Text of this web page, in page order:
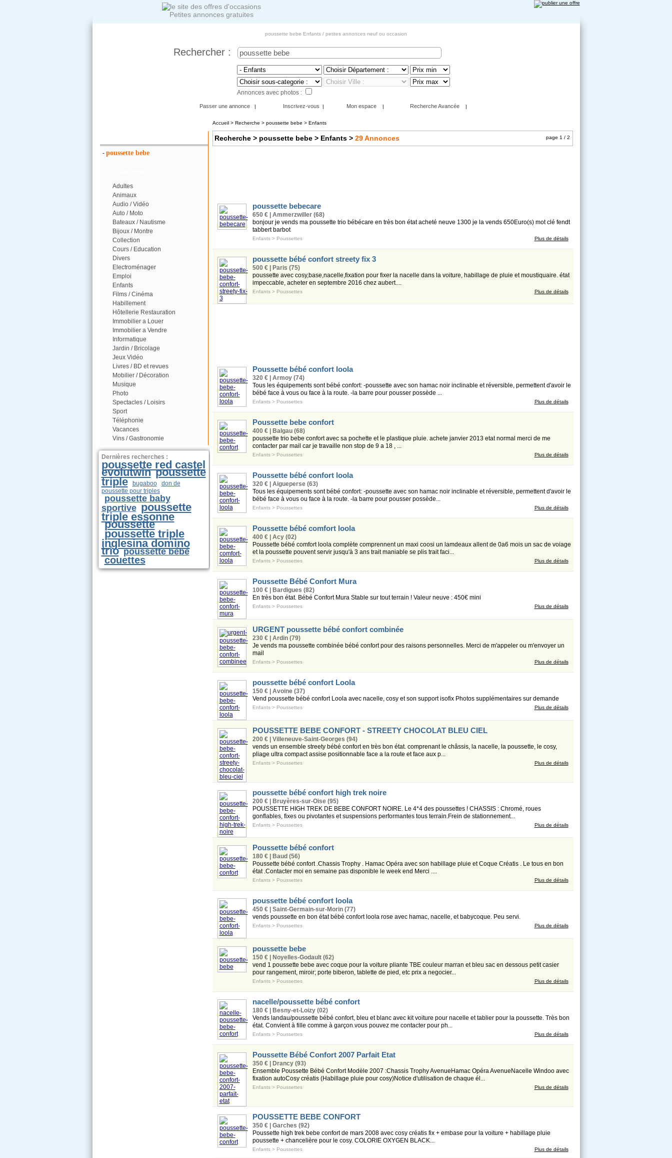
Petites annonces gratuites
poussette bebe Enfants / petites annonces neuf ou occasion
Rechercher :
Annonces avec photos :
Passer une annonce | Inscrivez-vous | Mon espace | Recherche Avancée |
- poussette bebe
Adultes
Animaux
Audio / Vidéo
Auto / Moto
Bateaux / Nautisme
Bijoux / Montre
Collection
Cours / Education
Divers
Electroménager
Emploi
Enfants
Films / Cinéma
Habillement
Hôtellerie Restauration
Immobilier a Louer
Immobilier a Vendre
Informatique
Jardin / Bricolage
Jeux Vidéo
Livres / BD et revues
Mobilier / Décoration
Musique
Photo
Spectacles / Loisirs
Sport
Téléphonie
Vacances
Vins / Gastronomie
Dernières recherches :
poussette red castel
evolutwin poussette
triple bugaboo
don de
poussette pour triples
poussette baby
sportive poussette
triple essonne
poussette
poussette triple
inglesina domino
trio poussette bébé
couettes
Accueil> Recherche > poussette bebe > Enfants
Recherche> poussette bebe > Enfants> 29Annonces page 1 / 2
poussette bebecare
650 € | Ammerzwiller (68)
bonjour je vends ma poussette trio bébécare en très bon état acheté neuve 1300 je la vends 650Euro(s) mot clé fendt
tabbert barbot
Enfants> Poussettes Plus de détails
poussette bébé confort streety fix 3
500 € | Paris (75)
poussette avec cosy,base,nacelle,fixation pour fixer la nacelle dans la voiture, habillage de pluie et moustiquaire. état
impeccable, acheter en septembre 2016 chez aubert....
Enfants> Poussettes Plus de détails
Poussette bébé confort loola
320 € | Armoy (74)
Tous les équipements sont bébé confort: -poussette avec son hamac noir inclinable et réversible, permettent d'avoir le
bébé face à vous ou face à la route. -la barre pour pousser possède ...
Enfants> Poussettes Plus de détails
Poussette bebe confort
400 € | Balgau (68)
poussette trio bebe confort avec sa pochette et le plastique pluie. achete janvier 2013 etat normal merci de me
contacter par mail car je travaille non stop de 9 a 18 , ...
Enfants> Poussettes Plus de détails
Poussette bébé confort loola
320 € | Aigueperse (63)
Tous les équipements sont bébé confort: -poussette avec son hamac noir inclinable et réversible, permettent d'avoir le
bébé face à vous ou face à la route. -la barre pour pousser possède...
Enfants> Poussettes Plus de détails
Poussette bébé comfort loola
400 € | Acy (02)
Poussette bébé comfort loola complète comprennent un maxi coosi un lamdeaux allent de 0a6 mois un sac de voiage
et la poussette pouvent servir jusqu'à 3 ans trait maniable se plis trait faci...
Enfants> Poussettes Plus de détails
Poussette Bébé Confort Mura
100 € | Bardigues (82)
En très bon état. Bébé Confort Mura Stable sur tout terrain ! Valeur neuve : 450€ mini
Enfants> Poussettes Plus de détails
URGENT poussette bébé confort combinée
230 € | Ardin (79)
Je vends ma poussette combinée bébé confort pour des raisons personnelles. Merci de m'appeler ou m'envoyer un
mail
Enfants> Poussettes Plus de détails
poussette bébé confort Loola
150 € | Avoine (37)
Vend poussette bébé confort Loola avec nacelle, cosy et son support isofix Photos supplémentaires sur demande
Enfants> Poussettes Plus de détails
POUSSETTE BEBE CONFORT - STREETY CHOCOLAT BLEU CIEL
200 € | Villeneuve-Saint-Georges (94)
vends un ensemble streety bébé confort en très bon état. comprenant le châssis, la nacelle, la poussette, le cosy,
pliage ultra compact assise positionnable face a la route et face aux p...
Enfants> Poussettes Plus de détails
poussette bébé confort high trek noire
200 € | Bruyères-sur-Oise (95)
POUSSETTE HIGH TREK DE BEBE CONFORT NOIRE. Le 4*4 des poussettes ! CHASSIS : Chromé, roues
gonflables, fixes ou pivotantes et suspensions performantes tous terrain.Frein de stationnement...
Enfants> Poussettes Plus de détails
Poussette bébé confort
180 € | Baud (56)
Poussette bébé confort .Chassis Trophy . Hamac Opéra avec son habillage pluie et Coque Créatis . Le tous en bon
état .Contacter moi en semaine pas disponible le week end Merci ....
Enfants> Poussettes Plus de détails
poussette bébé confort loola
450 € | Saint-Germain-sur-Morin (77)
vends poussette en bon état bébé confort loola rose avec hamac, nacelle, et babycoque. Peu servi.
Enfants> Poussettes Plus de détails
poussette bebe
150 € | Noyelles-Godault (62)
vend 1 poussette bebe avec coque pour la voiture pliante TBE couleur marran et bleu sac en dessous petit casier
pour rangement, miroir; porte biberon, tablette de pied, etc prix a negocier...
Enfants> Poussettes Plus de détails
nacelle/poussette bébé confort
180 € | Besny-et-Loizy (02)
Vends landau/poussette bébé confort, bleu et blanc avec kit voiture pour nacelle et tablier pour la poussette. Très bon
état. Convient à fille comme à garçon.vous pouvez me contacter pour ph...
Enfants> Poussettes Plus de détails
Poussette Bébé Confort 2007 Parfait Etat
350 € | Drancy (93)
Ensemble Poussette Bébé Confort Modèle 2007 :Chassis Trophy AvenueHamac Opéra AvenueNacelle Windoo avec
fixation autoCosy créatis (Habillage pluie pour cosy)Notice d'utilisation de chaque él...
Enfants> Poussettes Plus de détails
POUSSETTE BEBE CONFORT
350 € | Garches (92)
Poussette high trek bebe confort de mars 2008 avec cosy créatis fix + embase pour la voiture + habillage pluie
poussette + chancelière pour le cosy. COLORIE OXYGEN BLACK...
Enfants> Poussettes Plus de détails